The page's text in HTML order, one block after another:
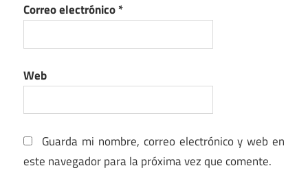
Correo electrónico*
Web
Guarda mi nombre, correo electrónico y web en
este navegador para la próxima vez que comente.